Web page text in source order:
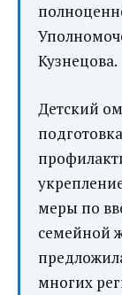
Кузнецова.
Детский
меры по
семейной
многих